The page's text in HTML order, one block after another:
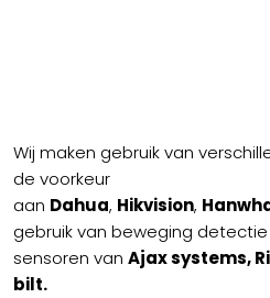
Wij maken gebruik van
de voorkeur
aan Dahua, Hikvision,
gebruik van beweging detectie
sensoren van Ajax systems,
bilt.